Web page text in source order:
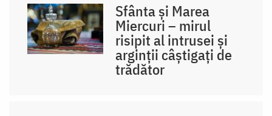
Sfânta și Marea
Miercuri – mirul
risipit al intrusei și
arginții câștigați de
trădător